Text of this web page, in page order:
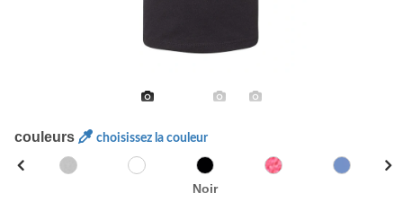
couleurs choisissez la couleur
Noir